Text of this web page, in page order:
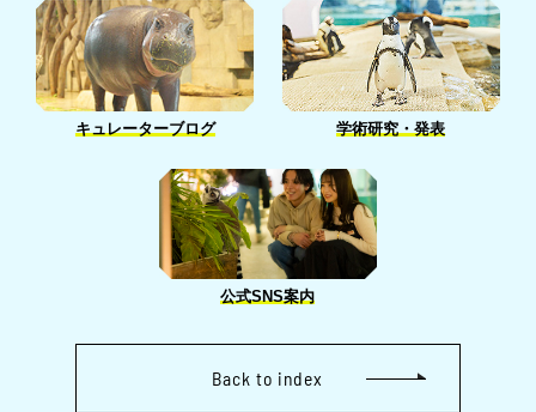
キュレーターブログ 学術研究・発表
公式SNS案内
Back to index